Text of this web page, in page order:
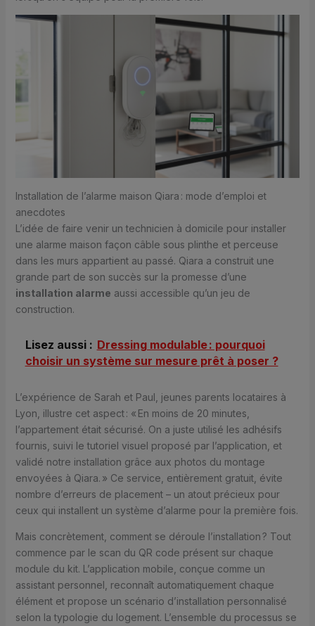
Installation de l’alarme maison Qiara : mode d’emploi et
anecdotes
L’idée de faire venir un technicien à domicile pour installer
une alarme maison façon câble sous plinthe et perceuse
dans les murs appartient au passé. Qiara a construit une
grande part de son succès sur la promesse d’une
installation alarme aussi accessible qu’un jeu de
construction.
Lisez aussi : Dressing modulable : pourquoi
choisir un système sur mesure prêt à poser ?
L’expérience de Sarah et Paul, jeunes parents locataires à
Lyon, illustre cet aspect : « En moins de 20 minutes,
l’appartement était sécurisé. On a juste utilisé les adhésifs
fournis, suivi le tutoriel visuel proposé par l’application, et
validé notre installation grâce aux photos du montage
envoyées à Qiara. » Ce service, entièrement gratuit, évite
nombre d’erreurs de placement – un atout précieux pour
ceux qui installent un système d’alarme pour la première fois.
Mais concrètement, comment se déroule l’installation ? Tout
commence par le scan du QR code présent sur chaque
module du kit. L’application mobile, conçue comme un
assistant personnel, reconnaît automatiquement chaque
élément et propose un scénario d’installation personnalisé
selon la typologie du logement. L’ensemble du processus se